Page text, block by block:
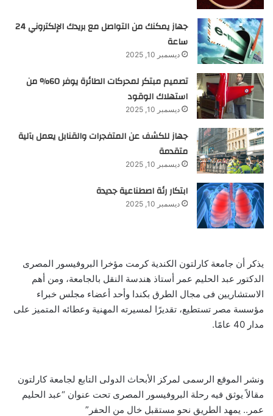
جهاز يمكنك من التواصل مع بريدك الإلكتروني 24
ساعة
ديسمبر 10, 2025
تصميم مبتكر لمحركات الطائرة يوفر 60% من
استهلاك الوقود
ديسمبر 10, 2025
جهاز للكشف عن المتفجرات والقنابل يعمل بآلية
متقدمة
ديسمبر 10, 2025
ابتكار رئة اصطناعية جديدة
ديسمبر 10, 2025
يذكر أن جامعة كارلتون الكندية كرمت مؤخرا البروفيسور المصرى
الدكتور عبد الحليم عمر أستاذ هندسة النقل بالجامعة، ومن أهم
الاستشاريين فى مجال الطرق بكندا وأحد أعضاء مجلس خبراء
مؤسسة مصر تستطيع، تقديرًا لمسيرته المهنية وعطائه المتميز على
مدار 40 عامًا.
ونشر الموقع الرسمى لمركز الأبحاث الدولى التابع لجامعة كارلتون
مقالاً يوثق فيه رحلة البروفيسور المصرى تحت عنوان “عبد الحليم
عمر.. يمهد الطريق نحو مستقبل خال من الحفر”